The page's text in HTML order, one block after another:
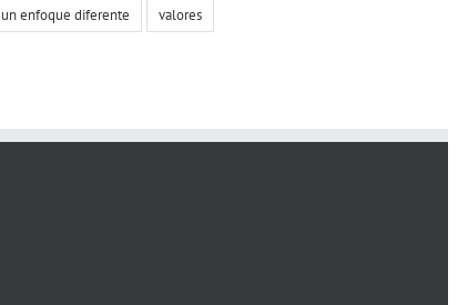
un enfoque diferente
valores